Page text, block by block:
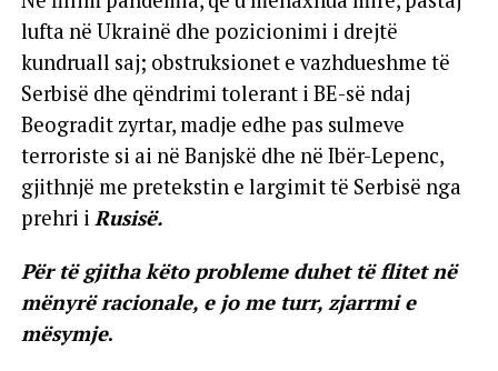
lufta në Ukrainë dhe pozicionimi i drejtë
kundruall saj; obstruksionet e vazhdueshme të
Serbisë dhe qëndrimi tolerant i BE-së ndaj
Beogradit zyrtar, madje edhe pas sulmeve
terroriste si ai në Banjskë dhe në Ibër-Lepenc,
gjithnjë me pretekstin e largimit të Serbisë nga
prehri i Rusisë.
Për të gjitha këto probleme duhet të flitet në
mënyrë racionale, e jo me turr, zjarrmi e
mësymje.